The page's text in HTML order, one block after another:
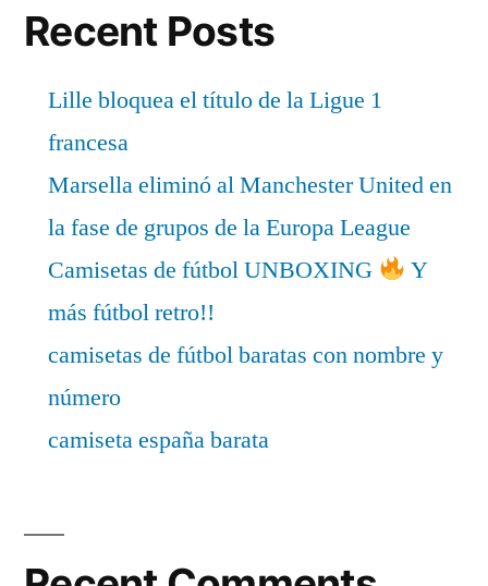
Recent Posts
Lille bloquea el título de la Ligue 1
francesa
Marsella eliminó al Manchester United en
la fase de grupos de la Europa League
Camisetas de fútbol UNBOXING
Y
más fútbol retro!!
camisetas de fútbol baratas con nombre y
número
camiseta españa barata